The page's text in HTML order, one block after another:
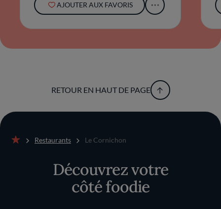
AJOUTER AUX FAVORIS
RETOUR EN HAUT DE PAGE
Restaurants Le Cornichon
Découvrez votre
côté foodie